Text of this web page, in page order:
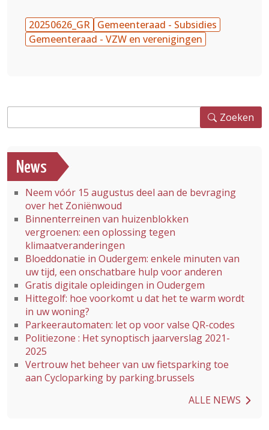
20250626_GR Gemeenteraad - Subsidies
Gemeenteraad - VZW en verenigingen
Zoeken
News
Neem vóór 15 augustus deel aan de bevraging
over het Zoniënwoud
Binnenterreinen van huizenblokken
vergroenen: een oplossing tegen
klimaatveranderingen
Bloeddonatie in Oudergem: enkele minuten van
uw tijd, een onschatbare hulp voor anderen
Gratis digitale opleidingen in Oudergem
Hittegolf: hoe voorkomt u dat het te warm wordt
in uw woning?
Parkeerautomaten: let op voor valse QR-codes
Politiezone : Het synoptisch jaarverslag 2021-
2025
Vertrouw het beheer van uw fietsparking toe
aan Cycloparking by parking.brussels
ALLE NEWS